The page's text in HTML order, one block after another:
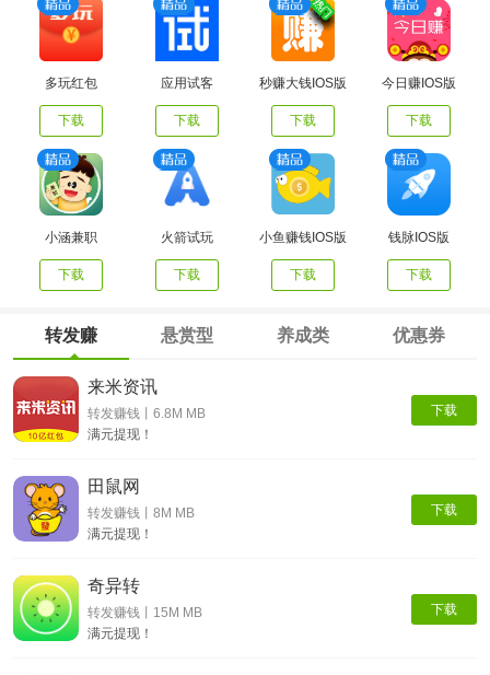
多玩红包
下载
应用试客
下载
秒赚大钱IOS版
下载
今日赚IOS版
下载
小涵兼职
下载
火箭试玩
下载
小鱼赚钱IOS版
下载
钱脉IOS版
下载
转发赚 悬赏型 养成类 优惠券
下载
来米资讯
转发赚钱丨6.8M MB
满元提现！
下载
田鼠网
转发赚钱丨8M MB
满元提现！
下载
奇异转
转发赚钱丨15M MB
满元提现！